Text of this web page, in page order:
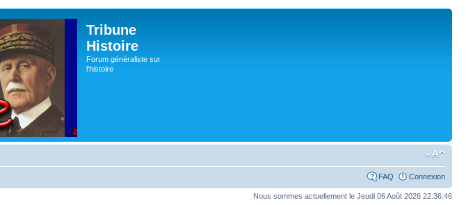
Tribune
Histoire
Forum généraliste sur
l'histoire
FAQ Connexion
Nous sommes actuellement le Jeudi 06 Août 2026 22:36:46